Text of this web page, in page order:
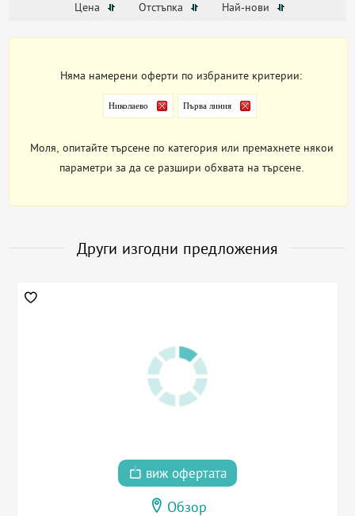
Цена Отстъпка Най-нови
Няма намерени оферти по избраните критерии:
Николаево Първа линия
Моля, опитайте търсене по категория или премахнете някои
параметри за да се разшири обхвата на търсене.
Други изгодни предложения
виж офертата
Обзор